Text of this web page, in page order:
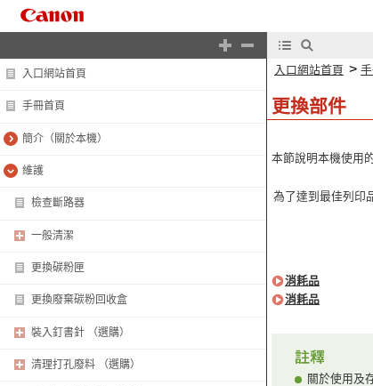
入口網站首頁
手冊首頁
簡介（關於本機）
維護
檢查斷路器
一般清潔
更換碳粉匣
更換廢棄碳粉回收盒
裝入釘書針 （選購）
清理打孔廢料 （選購）
入口網站首頁 >
更換部件
本節說明本機使用
為了達到最佳列印
消耗品
消耗品
關於使用及